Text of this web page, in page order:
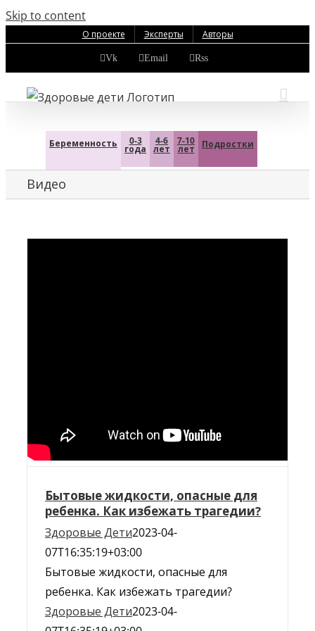
Skip to content
О проекте Эксперты Авторы
Vk Email Rss
Беременность 0-3
года
4-6
лет
7-10
лет Подростки
Видео
Бытовые жидкости, опасные для
ребенка. Как избежать трагедии?
Здоровые Дети2023-04-
07T16:35:19+03:00
Бытовые жидкости, опасные для
ребенка. Как избежать трагедии?
Здоровые Дети2023-04-